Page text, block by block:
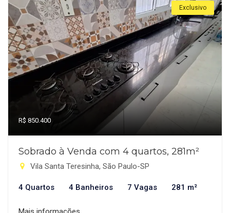
Exclusivo
R$ 850.400
Sobrado à Venda com 4 quartos, 281m²
Vila Santa Teresinha, São Paulo-SP
4 Quartos 4 Banheiros 7 Vagas 281 m²